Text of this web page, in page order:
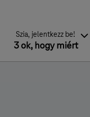
Szia, jelentkezz be!
3 ok, hogy miért